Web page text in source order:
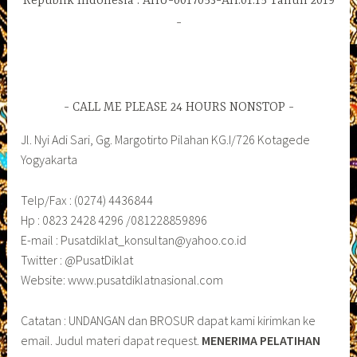
CALL ME PLEASE 24 HOURS NONSTOP
Jl. Nyi Adi Sari, Gg. Margotirto Pilahan KG.I/726 Kotagede
Yogyakarta
Telp/Fax : (0274) 4436844
Hp : 0823 2428 4296 /081228859896
E-mail : Pusatdiklat_konsultan@yahoo.co.id
Twitter : @PusatDiklat
Website: www.pusatdiklatnasional.com
Catatan : UNDANGAN dan BROSUR dapat kami kirimkan ke
email. Judul materi dapat request. MENERIMA PELATIHAN